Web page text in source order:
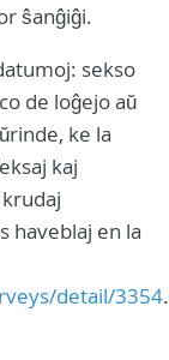
ŝanĝiĝi.
sekso
de loĝejo aŭ
ke la
kaj
haveblaj en la
detail/3354.